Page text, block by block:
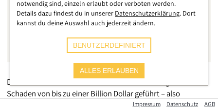
Der russische Überfall auf die Ukraine hat bislang zu einem
Schaden von bis zu einer Billion Dollar geführt – also
eintausend Milliarden. Dabei kann das Gesamtausmaß der
Impressum Datenschutz AGB
notwendig sind, einzeln erlaubt oder verboten werden.
Details dazu findest du in unserer Datenschutzerklärung. Dort
kannst du deine Auswahl auch jederzeit ändern.
BENUTZERDEFINIERT
ALLES ERLAUBEN